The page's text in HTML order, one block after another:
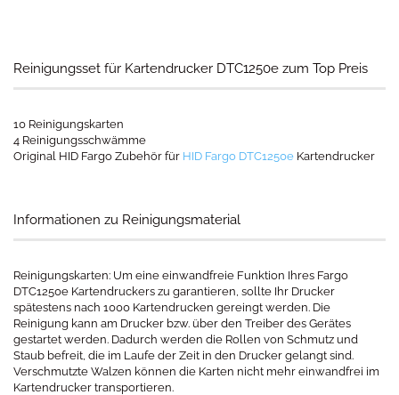
Reinigungsset für Kartendrucker DTC1250e zum Top Preis
10 Reinigungskarten
4 Reinigungsschwämme
Original HID Fargo Zubehör für HID Fargo DTC1250e Kartendrucker
Informationen zu Reinigungsmaterial
Reinigungskarten: Um eine einwandfreie Funktion Ihres Fargo
DTC1250e Kartendruckers zu garantieren, sollte Ihr Drucker
spätestens nach 1000 Kartendrucken gereingt werden. Die
Reinigung kann am Drucker bzw. über den Treiber des Gerätes
gestartet werden. Dadurch werden die Rollen von Schmutz und
Staub befreit, die im Laufe der Zeit in den Drucker gelangt sind.
Verschmutzte Walzen können die Karten nicht mehr einwandfrei im
Kartendrucker transportieren.